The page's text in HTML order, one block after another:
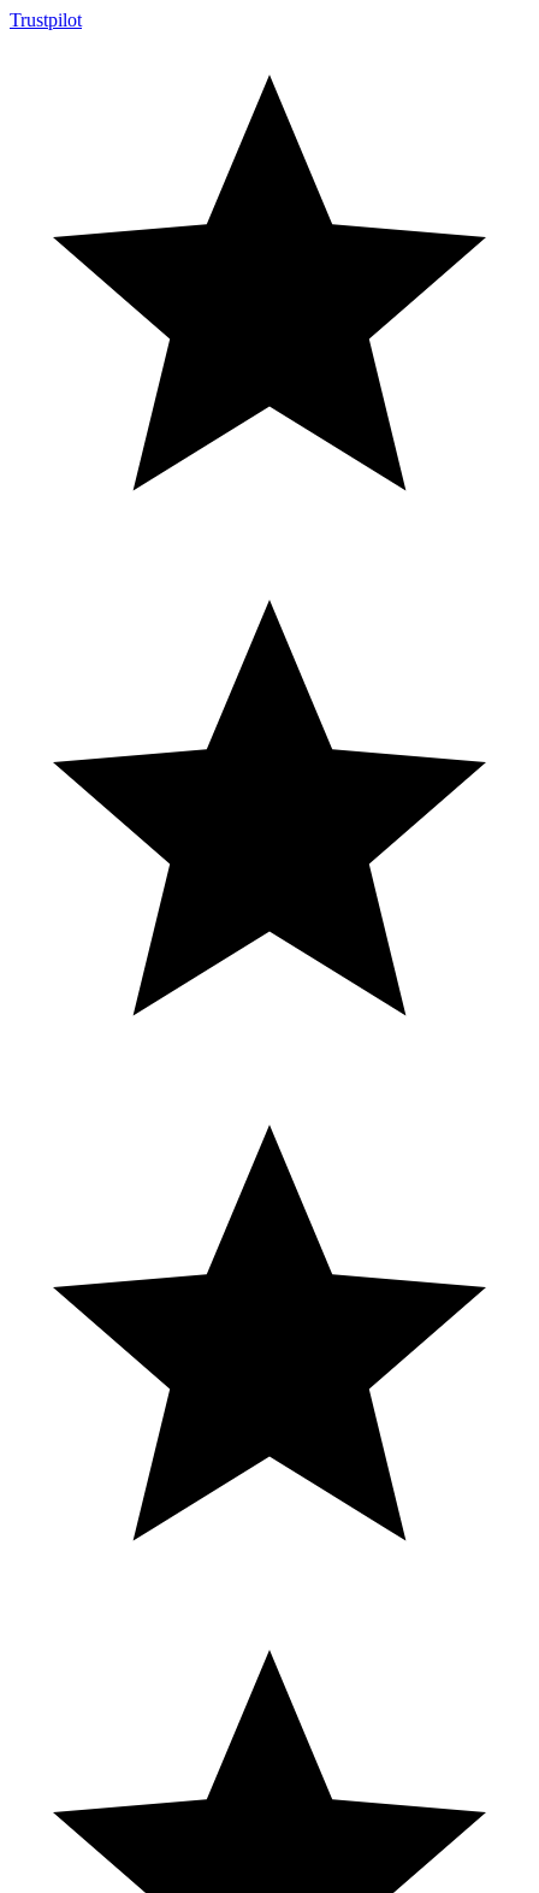
Trustpilot